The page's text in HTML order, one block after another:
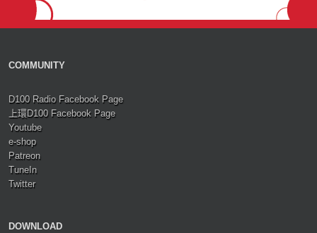
COMMUNITY
D100 Radio Facebook Page
上環D100 Facebook Page
Youtube
e-shop
Patreon
TuneIn
Twitter
DOWNLOAD